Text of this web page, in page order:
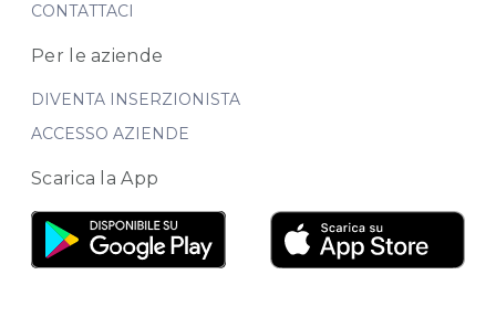
CONTATTACI
Per le aziende
DIVENTA INSERZIONISTA
ACCESSO AZIENDE
Scarica la App